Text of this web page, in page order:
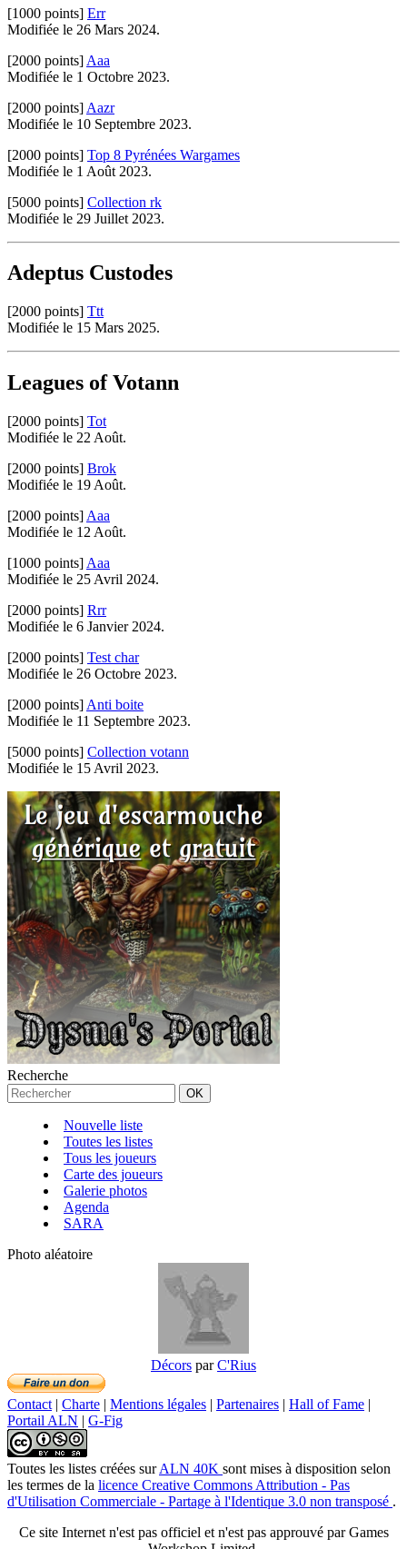
[1000 points] Err
Modifiée le 26 Mars 2024.
[2000 points] Aaa
Modifiée le 1 Octobre 2023.
[2000 points] Aazr
Modifiée le 10 Septembre 2023.
[2000 points] Top 8 Pyrénées Wargames
Modifiée le 1 Août 2023.
[5000 points] Collection rk
Modifiée le 29 Juillet 2023.
Adeptus Custodes
[2000 points] Ttt
Modifiée le 15 Mars 2025.
Leagues of Votann
[2000 points] Tot
Modifiée le 22 Août.
[2000 points] Brok
Modifiée le 19 Août.
[2000 points] Aaa
Modifiée le 12 Août.
[1000 points] Aaa
Modifiée le 25 Avril 2024.
[2000 points] Rrr
Modifiée le 6 Janvier 2024.
[2000 points] Test char
Modifiée le 26 Octobre 2023.
[2000 points] Anti boite
Modifiée le 11 Septembre 2023.
[5000 points] Collection votann
Modifiée le 15 Avril 2023.
Recherche
Nouvelle liste
Toutes les listes
Tous les joueurs
Carte des joueurs
Galerie photos
Agenda
SARA
Photo aléatoire
Décors parC'Rius
Contact | Charte | Mentions légales | Partenaires | Hall of Fame |
Portail ALN | G-Fig
Toutes les listes créées surALN 40K sont mises à disposition selon
les termes de la licence Creative Commons Attribution - Pas
d'Utilisation Commerciale - Partage à l'Identique 3.0 non transposé .
Ce site Internet n'est pas officiel et n'est pas approuvé par Games